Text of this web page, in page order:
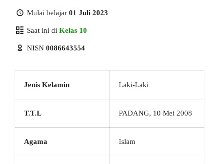
Mulai belajar 01 Juli 2023
Saat ini di Kelas 10
NISN 0086643554
Jenis Kelamin Laki-Laki
T.T.L PADANG, 10 Mei 2008
Agama Islam